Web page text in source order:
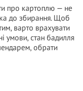
про картоплю — не
до збирання. Щоб
варто врахувати
умови, стан бадилля
обрати